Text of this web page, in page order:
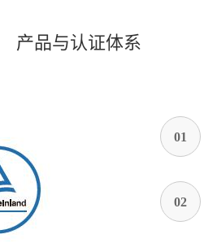
产品与认证体系
01
02